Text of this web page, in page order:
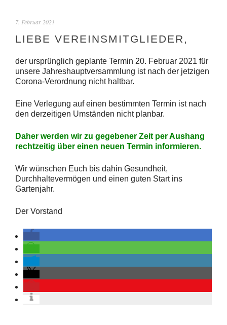
7. Februar 2021
LIEBE VEREINSMITGLIEDER,
der ursprünglich geplante Termin 20. Februar 2021 für
unsere Jahreshauptversammlung ist nach der jetzigen
Corona-Verordnung nicht haltbar.
Eine Verlegung auf einen bestimmten Termin ist nach
den derzeitigen Umständen nicht planbar.
Daher werden wir zu gegebener Zeit per Aushang
rechtzeitig über einen neuen Termin informieren.
Wir wünschen Euch bis dahin Gesundheit,
Durchhaltevermögen und einen guten Start ins
Gartenjahr.
Der Vorstand